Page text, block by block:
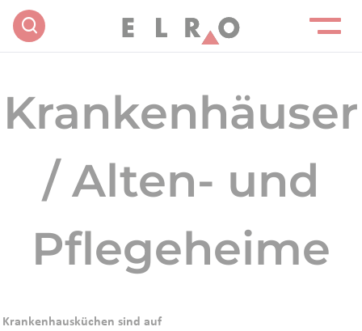
Krankenhäuser
/ Alten- und
Pflegeheime
Krankenhausküchen sind auf